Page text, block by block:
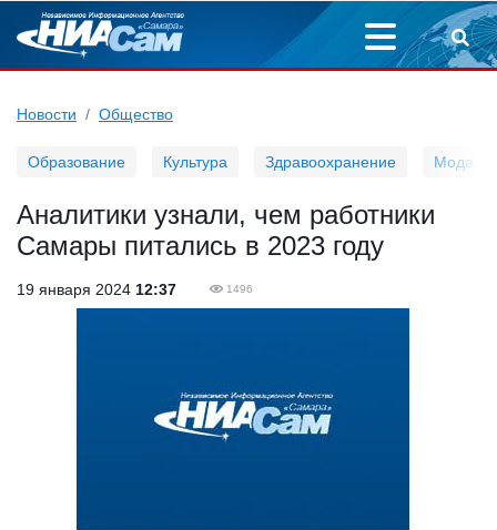
Новости Общество
Образование Культура Здравоохранение Мода
Аналитики узнали, чем работники
Самары питались в 2023 году
19 января 2024 12:37 1496